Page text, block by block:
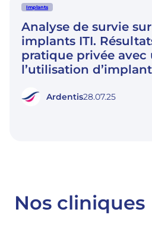
Implants
Analyse de survie
implants ITI.
pratique privée avec
l’utilisation
Ardentis28.07.25
Nos cliniques